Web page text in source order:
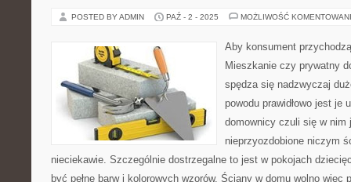
POSTED BY ADMIN PAŹ - 2 - 2025 MOŻLIWOŚĆ
Aby konsument
Mieszkanie czy prywatny
spędza się nadzwyczaj
powodu prawidłowo jest
domownicy czuli się w nim
nieprzyozdobione niczym
nieciekawie. Szczególnie dostrzegalne to jest w pokojach
być pełne barw i kolorowych wzorów. Ściany w domu wolno